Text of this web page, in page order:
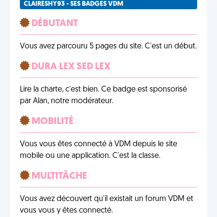
CLAIRESHY93 - SES BADGES VDM
DÉBUTANT
Vous avez parcouru 5 pages du site. C'est un début.
DURA LEX SED LEX
Lire la charte, c'est bien. Ce badge est sponsorisé
par Alan, notre modérateur.
MOBILITÉ
Vous vous êtes connecté à VDM depuis le site
mobile ou une application. C'est la classe.
MULTITÂCHE
Vous avez découvert qu'il existait un forum VDM et
vous vous y êtes connecté.